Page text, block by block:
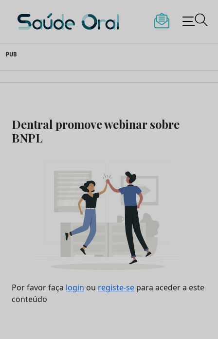
to
content
Saúde Oral
PUB
Dentral promove webinar sobre
BNPL
Por favor faça login ou registe-se para aceder a este
conteúdo